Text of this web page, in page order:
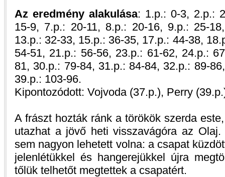
Az eredmény alakulása: 1.p.: 0-3, 2.p.:
15-9, 7.p.: 20-11, 8.p.: 20-16, 9.p.: 25-
13.p.: 32-33, 15.p.: 36-35, 17.p.: 44-38,
54-51, 21.p.: 56-56, 23.p.: 61-62, 24.p.:
81, 30.p.: 79-84, 31.p.: 84-84, 32.p.: 89-
39.p.: 103-96.
Kipontozódott: Vojvoda (37.p.), Perry
A frászt hozták ránk a törökök szerda
utazhat a jövő heti visszavágóra az
sem nagyon lehetett volna: a csapat
jelenlétükkel és hangerejükkel újra
tőlük telhetőt megtettek a csapatért.